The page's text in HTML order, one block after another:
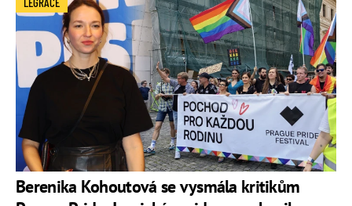
Berenika Kohoutová se vysmála kritikům